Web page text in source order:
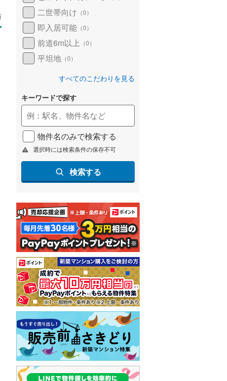
二世帯向け （0）
即入居可能 （0）
前道6m以上 （0）
平坦地 （0）
すべてのこだわりを見る
キーワードで探す
物件名のみで検索する
選択時には検索条件の保存不可
検索する